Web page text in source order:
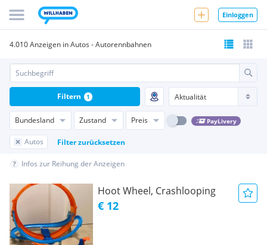
Einloggen
4.010 Anzeigen in Autos - Autorennbahnen
Bundesland Zustand Preis PayLivery
Autos Filter zurücksetzen
Filtern 1
Infos zur Reihung der Anzeigen
Hoot Wheel, Crashlooping
€ 12